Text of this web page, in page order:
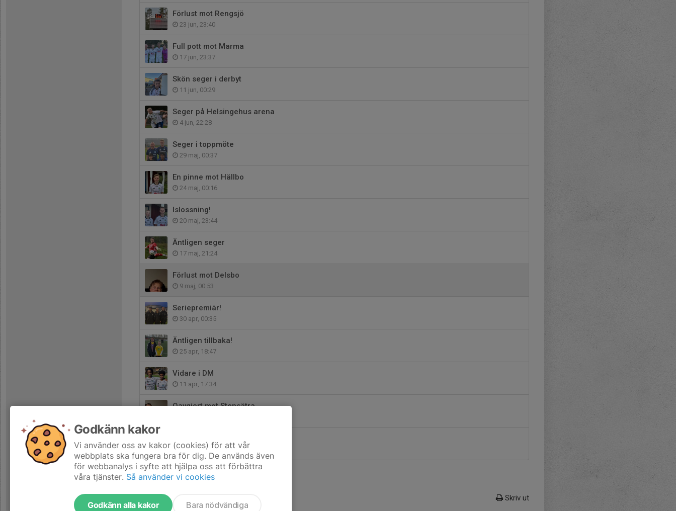
Förlust mot Rengsjö
23 jun, 23:40
Full pott mot Marma
17 jun, 23:37
Skön seger i derbyt
11 jun, 00:29
Seger på Helsingehus arena
4 jun, 22:28
Seger i toppmöte
29 maj, 00:37
En pinne mot Hällbo
24 maj, 00:16
Islossning!
20 maj, 23:44
Äntligen seger
17 maj, 21:24
Förlust mot Delsbo
9 maj, 00:53
Seriepremiär!
30 apr, 00:35
Äntligen tillbaka!
25 apr, 18:47
Vidare i DM
11 apr, 17:34
Oavgjort mot Stensätra
17 mar, 22:58
Skriv ut
Godkänn kakor
Vi använder oss av kakor (cookies) för att vår
webbplats ska fungera bra för dig. De används även
för webbanalys i syfte att hjälpa oss att förbättra
våra tjänster. Så använder vi cookies
Godkänn alla kakor Bara nödvändiga